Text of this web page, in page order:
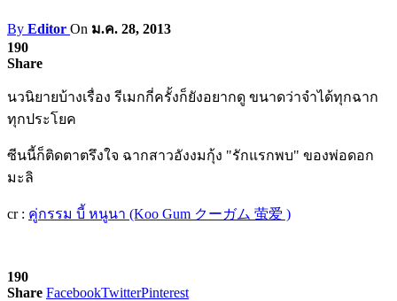
By Editor On ม.ค. 28, 2013
190
Share
นวนิยายบ้างเรื่อง รีเมกกี่ครั้งก็ยังอยากดู ขนาดว่าจำได้ทุกฉาก
ทุกประโยค
ซีนนี้ก็ติดตาตรึงใจ ฉากสาวอังงมกุ้ง "รักแรกพบ" ของพ่อดอก
มะลิ
cr : คู่กรรม บี้ หนูนา (Koo Gum クーガム 萤爱 )
190
Share FacebookTwitterPinterest